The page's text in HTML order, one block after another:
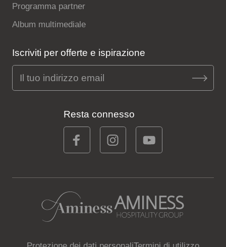
Programma partner
Album multimediale
Iscriviti per offerte e ispirazione
Resta connesso